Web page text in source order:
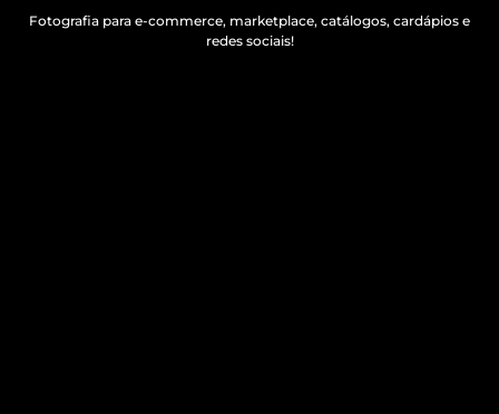
Fotografia para e-commerce, marketplace, catálogos, cardápios e
redes sociais!